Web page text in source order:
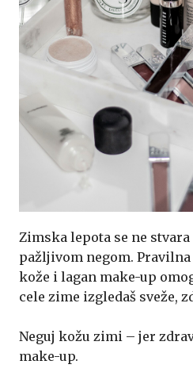
Zimska lepota se ne
pažljivom negom.
kože i lagan make-up
cele zime izgledaš sveže,
Neguj kožu zimi – jer
make-up.